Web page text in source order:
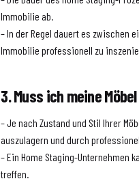
Immobilie ab.
– In der Regel dauert es zwischen
Immobilie professionell zu
3. Muss ich meine
– Je nach Zustand und Stil Ihrer
auszulagern und durch
– Ein Home Staging-Unternehmen
treffen.